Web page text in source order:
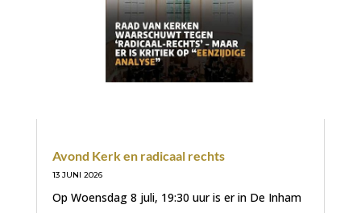
Avond Kerk en radicaal rechts
13 JUNI 2026
Op Woensdag 8 juli, 19:30 uur is er in De Inham